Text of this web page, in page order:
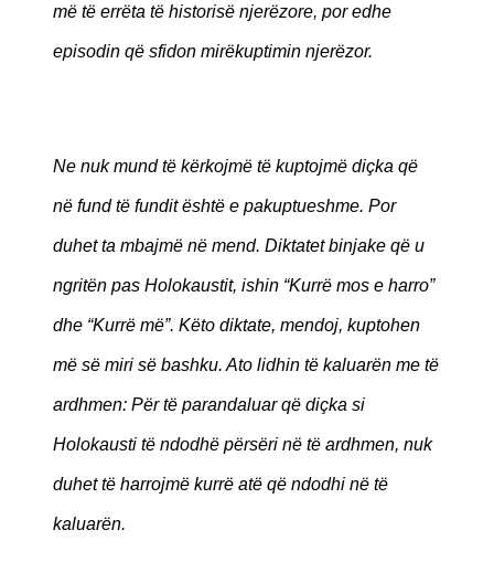
më të errëta të historisë njerëzore, por edhe
episodin që sfidon mirëkuptimin njerëzor.
Ne nuk mund të kërkojmë të kuptojmë diçka që
në fund të fundit është e pakuptueshme. Por
duhet ta mbajmë në mend. Diktatet binjake që u
ngritën pas Holokaustit, ishin “Kurrë mos e harro”
dhe “Kurrë më”. Këto diktate, mendoj, kuptohen
më së miri së bashku. Ato lidhin të kaluarën me të
ardhmen: Për të parandaluar që diçka si
Holokausti të ndodhë përsëri në të ardhmen, nuk
duhet të harrojmë kurrë atë që ndodhi në të
kaluarën.